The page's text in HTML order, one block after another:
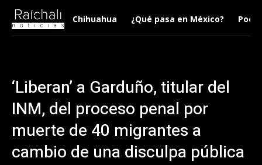
Chihuahua ¿Qué pasa en México?
‘Liberan’ a Garduño, titular del
INM, del proceso penal por
muerte de 40 migrantes a
cambio de una disculpa pública